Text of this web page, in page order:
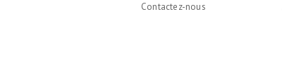
Contactez-nous